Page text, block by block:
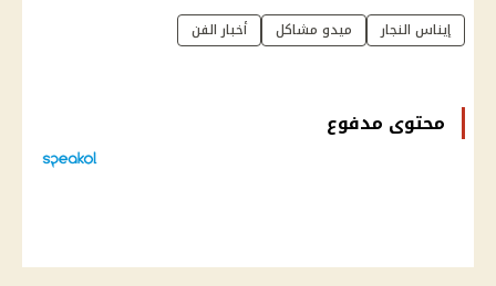
إيناس النجار ميدو مشاكل أخبار الفن
محتوى مدفوع